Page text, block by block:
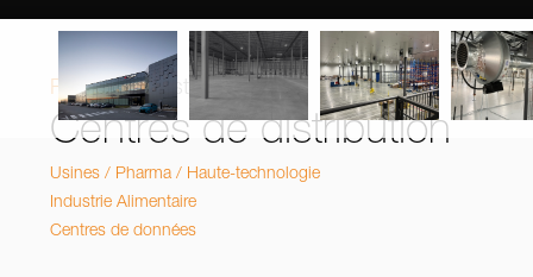
Projets/Industriel
Centres de distribution
Usines / Pharma / Haute-technologie
Industrie Alimentaire
Centres de données